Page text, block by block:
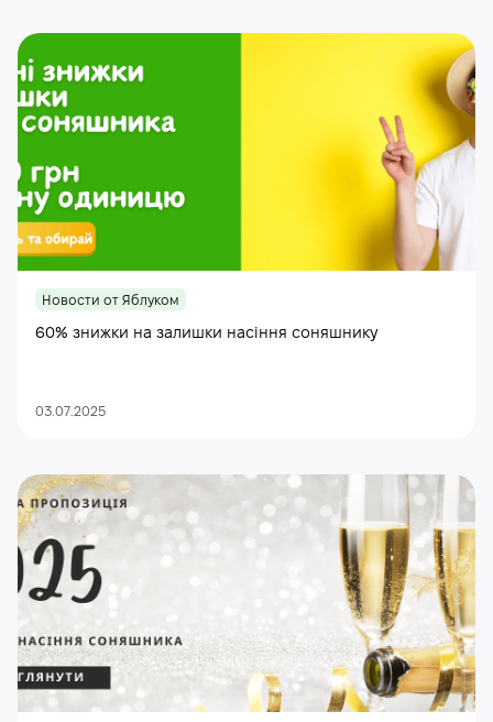
Новости от Яблуком
60% знижки на залишки насіння соняшнику
03.07.2025